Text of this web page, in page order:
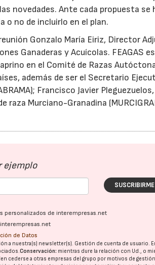
novedades. Ante cada propuesta se
o no de incluirlo en el plan.
Gonzalo María Eiriz, Director
Ganaderas y Acuícolas. FEAGAS
en el Comité de Razas
además de ser el Secretario
Francisco Javier
raza Murciano-Granadina
ejemplo
personalizados de interempresas.net
de Datos
a nuestra(s) newsletter(s). Gestión de cuenta de usuario.
Conservación: mientras dure la relación con Ud., o
cederse a otras empresas del grupo por motivos de